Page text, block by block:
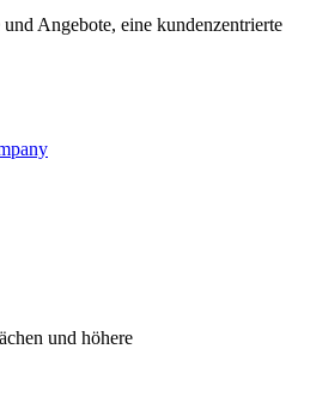
Angebote, eine kundenzentrierte
und höhere